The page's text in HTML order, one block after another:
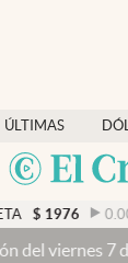
ÚLTIMAS
NOTICIAS
Dólar
Members
Economía y
Finanzas y
1976 0.00%
viernes 7 de